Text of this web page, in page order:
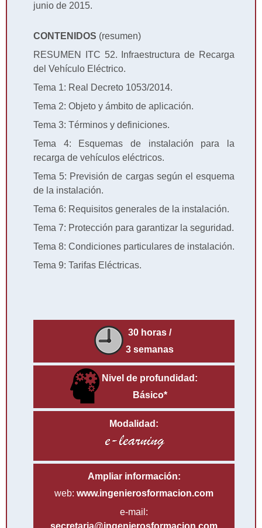
junio de 2015.
CONTENIDOS (resumen)
RESUMEN ITC 52. Infraestructura de Recarga
del Vehículo Eléctrico.
Tema 1: Real Decreto 1053/2014.
Tema 2: Objeto y ámbito de aplicación.
Tema 3: Términos y definiciones.
Tema 4: Esquemas de instalación para la
recarga de vehículos eléctricos.
Tema 5: Previsión de cargas según el esquema
de la instalación.
Tema 6: Requisitos generales de la instalación.
Tema 7: Protección para garantizar la seguridad.
Tema 8: Condiciones particulares de instalación.
Tema 9: Tarifas Eléctricas.
30 horas /
3 semanas
Nivel de profundidad:
Básico*
Modalidad:
Ampliar información:
web: www.ingenierosformacion.com
e-mail:
secretaria@ingenierosformacion.com